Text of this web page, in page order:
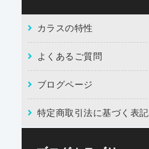
カラスの特性
よくあるご質問
ブログページ
特定商取引法に基づく表記